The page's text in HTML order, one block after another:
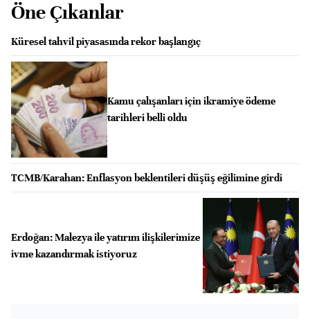
Öne Çıkanlar
Küresel tahvil piyasasında rekor başlangıç
Kamu çalışanları için ikramiye ödeme
tarihleri belli oldu
TCMB/Karahan: Enflasyon beklentileri düşüş eğilimine girdi
Erdoğan: Malezya ile yatırım ilişkilerimize
ivme kazandırmak istiyoruz